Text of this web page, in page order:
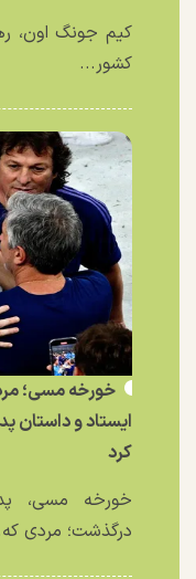
کیم جونگ اون،
کشور...
خورخه مسی؛
ایستاد و داستان
کرد
درگذشت؛ مردی